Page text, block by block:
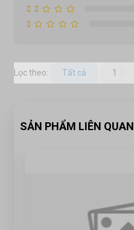
Lọc theo: Tất cả 1
SẢN PHẨM LIÊN QUAN